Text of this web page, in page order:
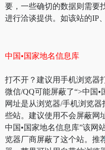
要，一些确切的数据则需要
进行洽谈提供。如该站的IP
中国•国家地名信息库
打不开？建议用手机浏览器
微信/QQ可能屏蔽了“>中国
网址是从浏览器/手机浏览
些站。建议使用不会屏蔽网
中国•国家地名信息库”该网
览器厂商屏蔽了这个站。推